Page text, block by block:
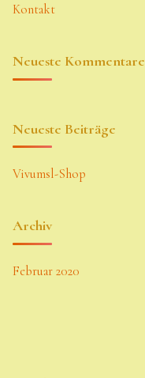
Kontakt
Neueste Kommentare
Neueste Beiträge
Vivumsl-Shop
Archiv
Februar 2020